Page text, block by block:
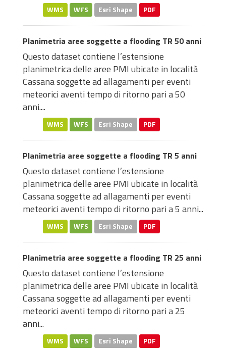
WMS WFS Esri Shape PDF
Planimetria aree soggette a flooding TR 50 anni
Questo dataset contiene l’estensione
planimetrica delle aree PMI ubicate in località
Cassana soggette ad allagamenti per eventi
meteorici aventi tempo di ritorno pari a 50
anni....
WMS WFS Esri Shape PDF
Planimetria aree soggette a flooding TR 5 anni
Questo dataset contiene l’estensione
planimetrica delle aree PMI ubicate in località
Cassana soggette ad allagamenti per eventi
meteorici aventi tempo di ritorno pari a 5 anni...
WMS WFS Esri Shape PDF
Planimetria aree soggette a flooding TR 25 anni
Questo dataset contiene l’estensione
planimetrica delle aree PMI ubicate in località
Cassana soggette ad allagamenti per eventi
meteorici aventi tempo di ritorno pari a 25
anni...
WMS WFS Esri Shape PDF